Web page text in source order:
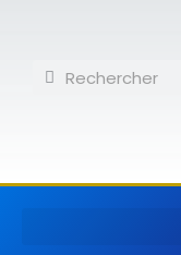
contenuRechercher
Rechercher